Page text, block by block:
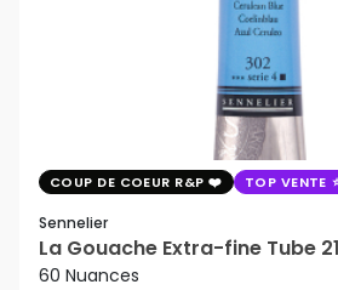
COUP DE COEUR R&P TOP VENTE
Sennelier
La Gouache Extra-fine Tube
60 Nuances